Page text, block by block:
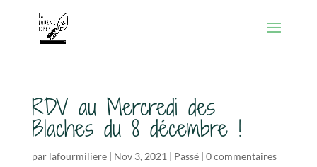
RDV au Mercredi des
Blaches du 8 décembre !
par lafourmiliere| Nov 3, 2021 | Passé| 0 commentaires